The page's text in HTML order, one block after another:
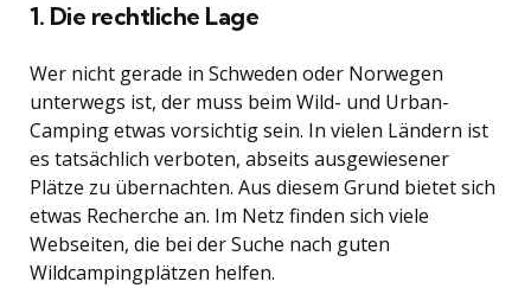
1. Die rechtliche Lage
Wer nicht gerade in Schweden oder Norwegen
unterwegs ist, der muss beim Wild- und Urban-
Camping etwas vorsichtig sein. In vielen Ländern ist
es tatsächlich verboten, abseits ausgewiesener
Plätze zu übernachten. Aus diesem Grund bietet sich
etwas Recherche an. Im Netz finden sich viele
Webseiten, die bei der Suche nach guten
Wildcampingplätzen helfen.